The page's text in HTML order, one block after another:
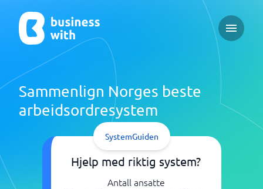
Open
Sammenlign Norges beste
arbeidsordresystem
Hjelp med riktig system?
Antall ansatte
SystemGuiden